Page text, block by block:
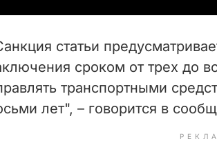
i
e
статьи
сроком от трех до
транспортными
лет", – говорится в